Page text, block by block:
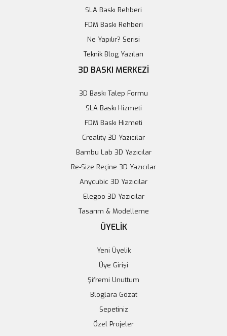
SLA Baskı Rehberi
FDM Baskı Rehberi
Ne Yapılır? Serisi
Teknik Blog Yazıları
3D BASKI MERKEZİ
3D Baskı Talep Formu
SLA Baskı Hizmeti
FDM Baskı Hizmeti
Creality 3D Yazıcılar
Bambu Lab 3D Yazıcılar
Re-Size Reçine 3D Yazıcılar
Anycubic 3D Yazıcılar
Elegoo 3D Yazıcılar
Tasarım & Modelleme
ÜYELİK
Yeni Üyelik
Üye Girişi
Şifremi Unuttum
Bloglara Gözat
Sepetiniz
Özel Projeler